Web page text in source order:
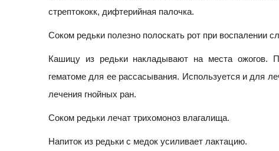
стрептококк, дифтерийная палочка.
Соком редьки полезно полоскать рот при воспалении
Кашицу из редьки накладывают на места ожогов.
гематоме для ее рассасывания. Используется и для
лечения гнойных ран.
Соком редьки лечат трихомоноз влагалища.
Напиток из редьки с медок усиливает лактацию.